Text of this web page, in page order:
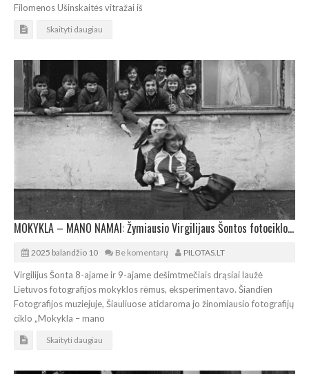
Filomenos Ušinskaitės vitražai iš
Skaityti daugiau
MOKYKLA – MANO NAMAI: Žymiausio Virgilijaus Šontos fotociklo paroda Šiauliuose
2025 balandžio 10 Be komentarų PILOTAS.LT
Virgilijus Šonta 8-ajame ir 9-ajame dešimtmečiais drąsiai laužė
Lietuvos fotografijos mokyklos rėmus, eksperimentavo. Šiandien
Fotografijos muziejuje, Šiauliuose atidaroma jo žinomiausio fotografijų
ciklo „Mokykla – mano
Skaityti daugiau